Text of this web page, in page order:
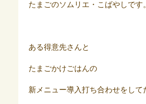
たまごのソムリエ・こばやしです。
ある得意先さんと
たまごかけごはんの
新メニュー導入打ち合わせをして